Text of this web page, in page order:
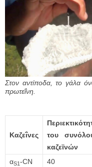
Στον αντίποδα, το γάλα
πρωτεΐνη.
Καζεΐνες
του
καζεϊνών
αS1-CN 40